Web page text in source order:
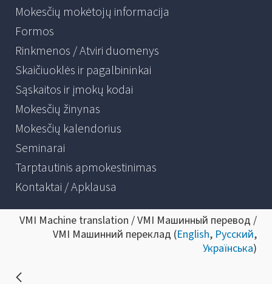
Mokesčių mokėtojų informacija
Formos
Rinkmenos / Atviri duomenys
Skaičiuoklės ir pagalbininkai
Sąskaitos ir įmokų kodai
Mokesčių žinynas
Mokesčių kalendorius
Seminarai
Tarptautinis apmokestinimas
Kontaktai / Apklausa
VMI Machine translation / VMI Машинный перевод /
VMI Машинний переклад (English, Русский,
Українська)